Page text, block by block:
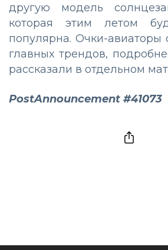
другую модель
которая этим летом
популярна. Очки-авиаторы
главных трендов,
рассказали в отдельном
PostAnnouncement #41073